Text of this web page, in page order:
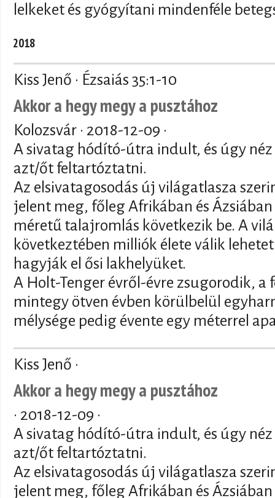
lelkeket és gyógyítani mindenféle
2018
Kiss Jenő · Ézsaiás 35:1-10
Akkor a hegy megy a pusztához
Kolozsvár · 2018-12-09 ·
A sivatag hódító-útra indult, és úgy
azt/őt feltartóztatni.
Az elsivatagosodás új világatlasza
jelent meg, főleg Afrikában és
méretű talajromlás következik be. A
következtében milliók élete válik
hagyják el ősi lakhelyüket.
A Holt-Tenger évről-évre zsugorodik, a
mintegy ötven évben körülbelül
mélysége pedig évente egy méterrel
Kiss Jenő ·
Akkor a hegy megy a pusztához
· 2018-12-09 ·
A sivatag hódító-útra indult, és úgy
azt/őt feltartóztatni.
Az elsivatagosodás új világatlasza
jelent meg, főleg Afrikában és